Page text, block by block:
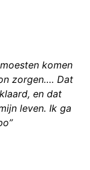
komen
zorgen…. Dat
en dat
leven. Ik ga